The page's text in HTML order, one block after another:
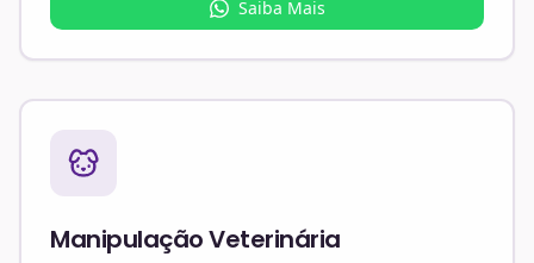
Saiba Mais
Manipulação Veterinária